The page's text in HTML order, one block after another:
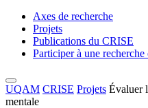
Axes de recherche
Projets
Publications du CRISE
Participer à une recherche
UQAM CRISE Projets Évaluer
mentale